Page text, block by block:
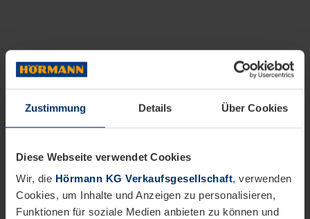
Zustimmung Details Über Cookies
Diese Webseite verwendet Cookies
Wir, die Hörmann KG Verkaufsgesellschaft, verwenden
Cookies, um Inhalte und Anzeigen zu personalisieren,
Funktionen für soziale Medien anbieten zu können und